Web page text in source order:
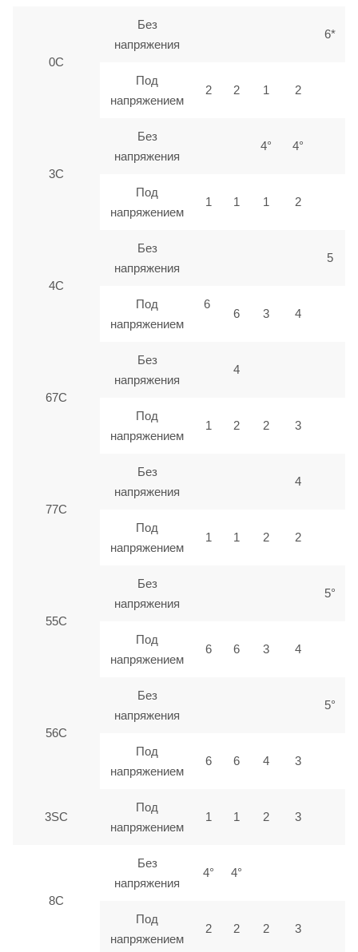
0С
Без
напряжения
6*
Под
напряжением
2 2 1 2
3С
Без
напряжения
4° 4°
Под
напряжением
1 1 1 2
4С
Без
напряжения
5
Под
напряжением
6
6 3 4
67С
Без
напряжения
4
Под
напряжением
1 2 2 3
77С
Без
напряжения
4
Под
напряжением
1 1 2 2
55С
Без
напряжения
5°
Под
напряжением
6 6 3 4
56С
Без
напряжения
5°
Под
напряжением
6 6 4 3
3SC
Под
напряжением
1 1 2 3
8C
Без
напряжения
4° 4°
Под
напряжением
2 2 2 3